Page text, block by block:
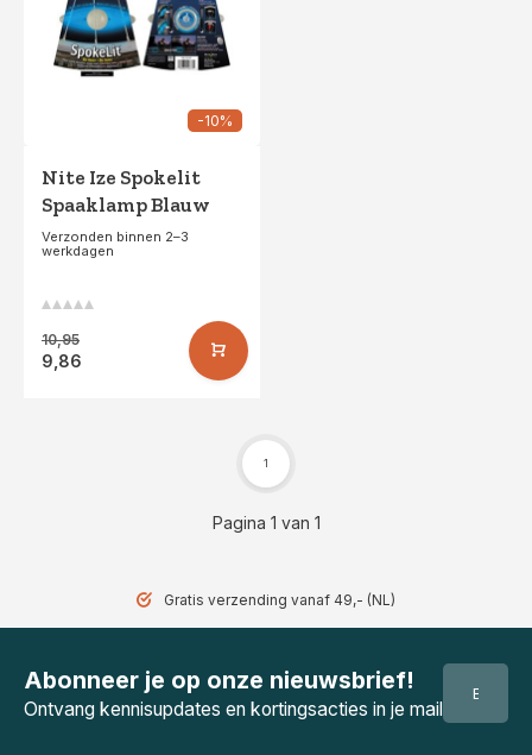
-10%
Nite Ize Spokelit
Spaaklamp Blauw
Verzonden binnen 2–3
werkdagen
10,95
9,86
Pagina 1 van 1
1
Gratis verzending vanaf 49,- (NL)
Abonneer je op onze nieuwsbrief!
Ontvang kennisupdates en kortingsacties in je mail